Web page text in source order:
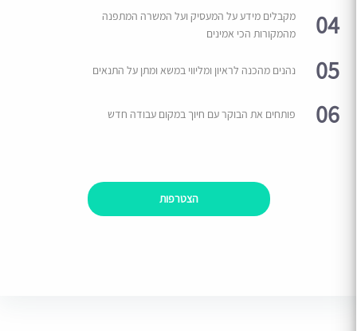
04
מקבלים מידע על המעסיק ועל המשרה המתפנה
מהמקורות הכי אמינים
05 נהנים מהכנה לראיון ומליווי במשא ומתן על התנאים
06 פותחים את הבוקר עם חיוך במקום עבודה חדש
הצטרפות